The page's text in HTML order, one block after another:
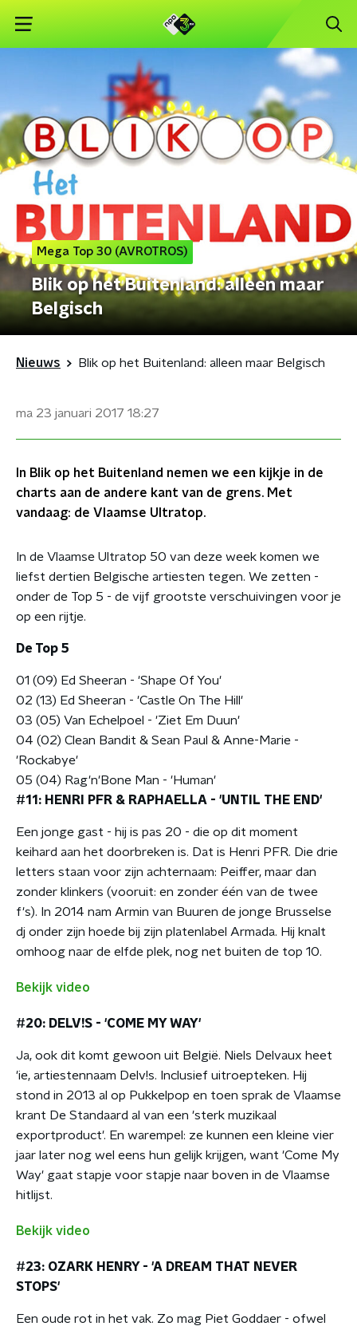
Mega Top 30 (AVROTROS)
Blik op het Buitenland: alleen maar
Belgisch
Nieuws Blik op het Buitenland: alleen maar Belgisch
ma 23 januari 2017 18:27
In Blik op het Buitenland nemen we een kijkje in de
charts aan de andere kant van de grens. Met
vandaag: de Vlaamse Ultratop.
In de Vlaamse Ultratop 50 van deze week komen we
liefst dertien Belgische artiesten tegen. We zetten -
onder de Top 5 - de vijf grootste verschuivingen voor je
op een rijtje.
De Top 5
01 (09) Ed Sheeran - 'Shape Of You'
02 (13) Ed Sheeran - 'Castle On The Hill'
03 (05) Van Echelpoel - 'Ziet Em Duun'
04 (02) Clean Bandit & Sean Paul & Anne-Marie -
'Rockabye'
05 (04) Rag'n'Bone Man - 'Human'
#11: HENRI PFR & RAPHAELLA - 'UNTIL THE END'
Een jonge gast - hij is pas 20 - die op dit moment
keihard aan het doorbreken is. Dat is Henri PFR. Die drie
letters staan voor zijn achternaam: Peiffer, maar dan
zonder klinkers (vooruit: en zonder één van de twee
f's). In 2014 nam Armin van Buuren de jonge Brusselse
dj onder zijn hoede bij zijn platenlabel Armada. Hij knalt
omhoog naar de elfde plek, nog net buiten de top 10.
Bekijk video
#20: DELV!S - 'COME MY WAY'
Ja, ook dit komt gewoon uit België. Niels Delvaux heet
'ie, artiestennaam Delv!s. Inclusief uitroepteken. Hij
stond in 2013 al op Pukkelpop en toen sprak de Vlaamse
krant De Standaard al van een 'sterk muzikaal
exportproduct'. En warempel: ze kunnen een kleine vier
jaar later nog wel eens hun gelijk krijgen, want 'Come My
Way' gaat stapje voor stapje naar boven in de Vlaamse
hitlijst.
Bekijk video
#23: OZARK HENRY - 'A DREAM THAT NEVER
STOPS'
Een oude rot in het vak. Zo mag Piet Goddaer - ofwel